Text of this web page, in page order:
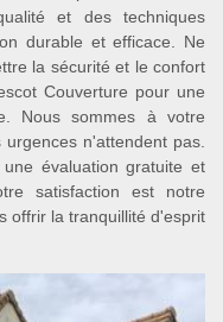
et des techniques
durable et efficace. Ne
la sécurité et le confort
Couverture pour une
Nous sommes à votre
n'attendent pas.
évaluation gratuite et
satisfaction est notre
offrir la tranquillité d'esprit